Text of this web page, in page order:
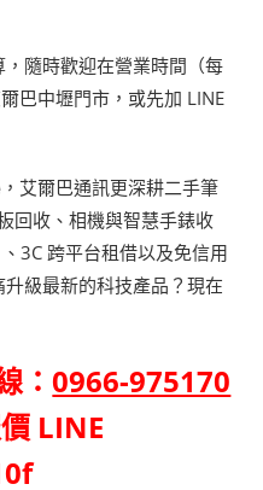
隨時歡迎在營業時間（每
巴中壢門市，或先加 LINE
，艾爾巴通訊更深耕二手筆
回收、相機與智慧手錶收
3C 跨平台租借以及免信用
級最新的科技產品？現在
：0966-975170
LINE